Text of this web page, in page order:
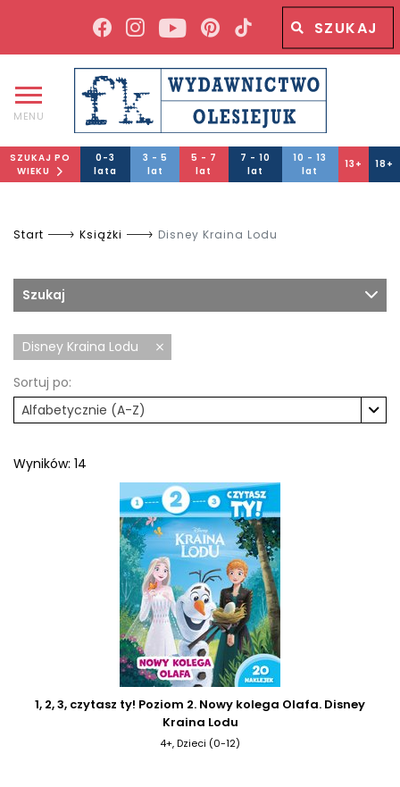
Wyszukiwana fraza
MENU
SZUKAJ PO
WIEKU
0-3
lata
3 - 5
lat
5 - 7
lat
7 - 10
lat
10 - 13
lat
13+ 18+
Start Książki Disney Kraina Lodu
Szukaj
Disney Kraina Lodu
Sortuj po:
Alfabetycznie (A-Z)
Wyników: 14
1, 2, 3, czytasz ty! Poziom 2. Nowy kolega Olafa. Disney
Kraina Lodu
4+, Dzieci (0-12)